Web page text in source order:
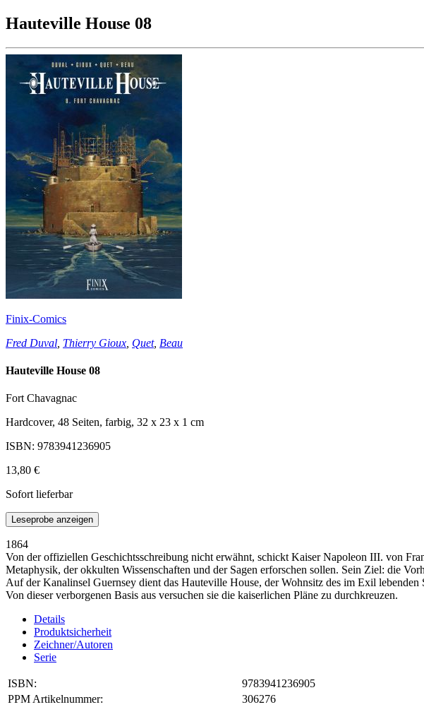
Hauteville House 08
Finix-Comics
Fred Duval Thierry Gioux Quet, Beau
Hauteville House 08
Fort Chavagnac
Hardcover, 48 Seiten, farbig, 32 x 23 x 1 cm
ISBN: 9783941236905
13,80 €
Sofort lieferbar
Leseprobe anzeigen
1864
Von der offiziellen Geschichtsschreibung nicht erwähnt, schickt Kaiser Napoleon III. von
Metaphysik, der okkulten Wissenschaften und der Sagen erforschen sollen. Sein Ziel: die
Auf der Kanalinsel Guernsey dient das Hauteville House, der Wohnsitz des im Exil
Von dieser verborgenen Basis aus versuchen sie die kaiserlichen Pläne zu durchkreuzen.
Details
Produktsicherheit
Zeichner/Autoren
Serie
ISBN:
9783941236905
PPM Artikelnummer:
306276